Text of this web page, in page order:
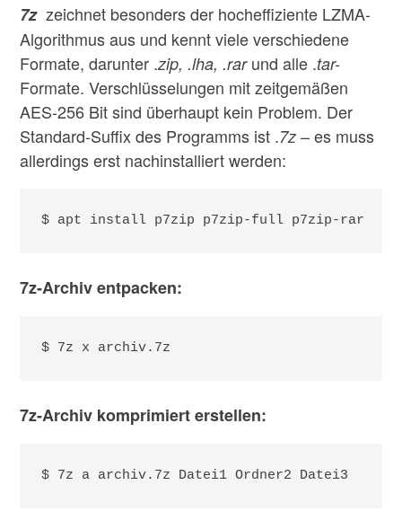
7zzeichnet besonders der hocheffiziente LZMA-
Algorithmus aus und kennt viele verschiedene
Formate, darunter .zip, .lha, .rarund alle .tar-
Formate. Verschlüsselungen mit zeitgemäßen
AES-256 Bit sind überhaupt kein Problem. Der
Standard-Suffix des Programms ist .7z – es muss
allerdings erst nachinstalliert werden:
$ apt install p7zip p7zip-full p7zip-rar
7z-Archiv entpacken:
$ 7z x archiv.7z
7z-Archiv komprimiert erstellen:
$ 7z a archiv.7z Datei1 Ordner2 Datei3